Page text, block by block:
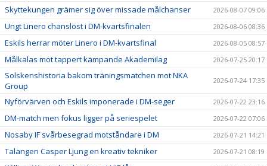
Skyttekungen grämer sig över missade målchanser 2026-08-07 09:06
Ungt Linero chanslöst i DM-kvartsfinalen 2026-08-06 08:36
Eskils herrar möter Linero i DM-kvartsfinal 2026-08-05 08:57
Målkalas mot tappert kämpande Akademilag 2026-07-25 20:17
Solskenshistoria bakom träningsmatchen mot NKA
Group
2026-07-24 17:35
Nyförvärven och Eskils imponerade i DM-seger 2026-07-22 23:16
DM-match men fokus ligger på seriespelet 2026-07-22 07:06
Nosaby IF svårbesegrad motståndare i DM 2026-07-21 14:21
Talangen Casper Ljung en kreativ tekniker 2026-07-21 08:19